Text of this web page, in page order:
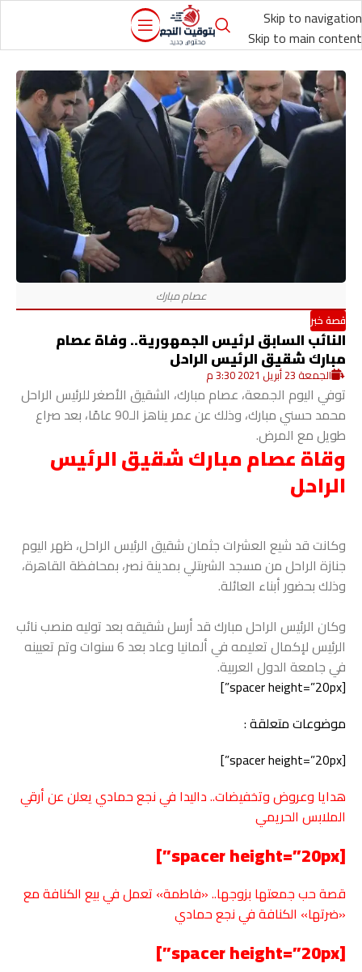
Skip to navigation
Skip to main content
قصة خبر
النائب السابق لرئيس الجمهورية.. وفاة عصام
مبارك شقيق الرئيس الراحل
الجمعة 23 أبريل 2021 3:30 م
توفي اليوم الجمعة، عصام مبارك، الشقيق الأصغر للرئيس الراحل
محمد حسني مبارك، وذلك عن عمر يناهز الـ90 عامًا، بعد صراع
طويل مع المرض.
وقاة عصام مبارك شقيق الرئيس
الراحل
وكانت قد شيع العشرات جثمان شقيق الرئيس الراحل، ظهر اليوم
جنازة الراحل من مسجد الشربتلي بمدينة نصر، بمحافظة القاهرة،
وذلك بحضور أبناء العائلة.
وكان الرئيس الراحل مبارك قد أرسل شقيقه بعد توليه منصب نائب
الرئيس لإكمال تعليمه في ألمانيا وعاد بعد 6 سنوات وتم تعيينه
في جامعة الدول العربية.
[spacer height=”20px”]
موضوعات متعلقة :
[spacer height=”20px”]
هدايا وعروض وتخفيضات.. داليدا في نجع حمادي يعلن عن أرقي
الملابس الحريمي
[spacer height=”20px”]
قصة حب جمعتها بزوجها.. «فاطمة» تعمل في بيع الكنافة مع
«ضرتها» الكنافة في نجع حمادي
[spacer height=”20px”]